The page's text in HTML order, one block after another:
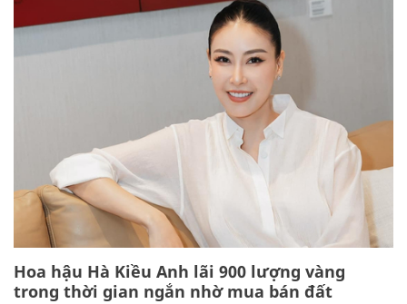
Hoa hậu Hà Kiều Anh lãi 900 lượng vàng
trong thời gian ngắn nhờ mua bán đất